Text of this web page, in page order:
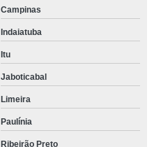
Campinas
Indaiatuba
Itu
Jaboticabal
Limeira
Paulínia
Ribeirão Preto